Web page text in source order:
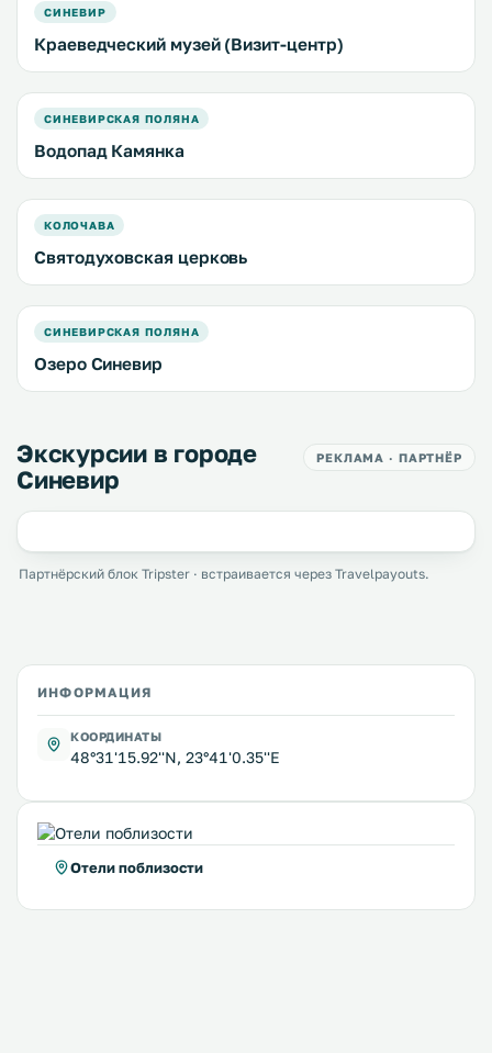
СИНЕВИР
Краеведческий музей (Визит-центр)
СИНЕВИРСКАЯ ПОЛЯНА
Водопад Камянка
КОЛОЧАВА
Святодуховская церковь
СИНЕВИРСКАЯ ПОЛЯНА
Озеро Синевир
Экскурсии в городе
Синевир
РЕКЛАМА · ПАРТНЁР
Партнёрский блок Tripster · встраивается через Travelpayouts.
ИНФОРМАЦИЯ
КООРДИНАТЫ
48°31'15.92''N, 23°41'0.35''E
Отели поблизости